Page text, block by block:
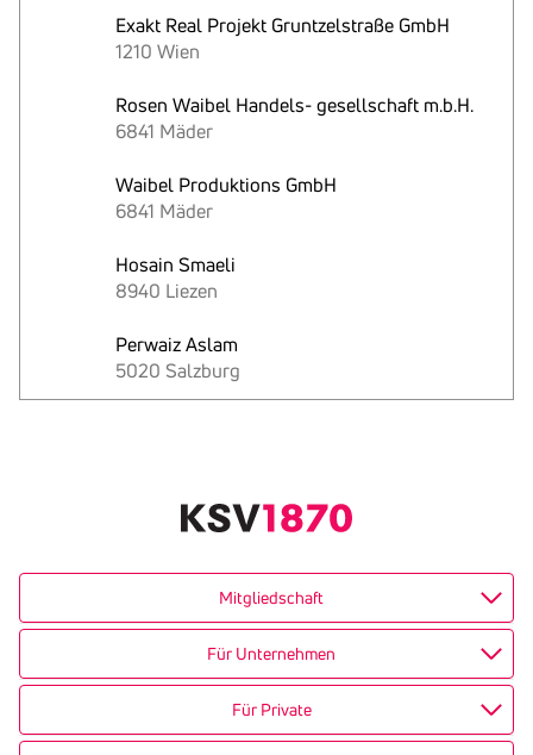
Exakt Real Projekt Gruntzelstraße GmbH
1210 Wien
Rosen Waibel Handels- gesellschaft m.b.H.
6841 Mäder
Waibel Produktions GmbH
6841 Mäder
Hosain Smaeli
8940 Liezen
Perwaiz Aslam
5020 Salzburg
Mitgliedschaft
Für Unternehmen
Für Private